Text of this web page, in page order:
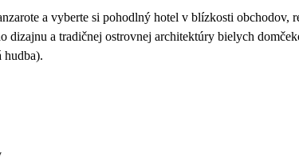
a vyberte si pohodlný hotel v blízkosti obchodov,
dizajnu a tradičnej ostrovnej architektúry bielych
hudba).